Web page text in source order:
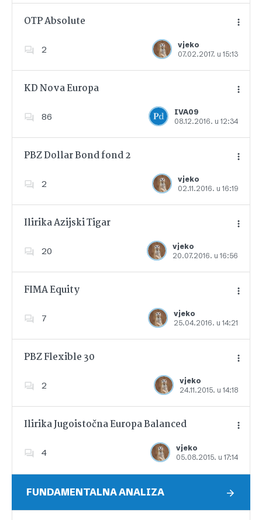
OTP Absolute
2
vjeko
07.02.2017. u 15:13
Dodajte u favorite
KD Nova Europa
86
IVA09
08.12.2016. u 12:34
Dodajte u favorite
PBZ Dollar Bond fond 2
2
vjeko
02.11.2016. u 16:19
Dodajte u favorite
Ilirika Azijski Tigar
20
vjeko
20.07.2016. u 16:56
Dodajte u favorite
FIMA Equity
7
vjeko
25.04.2016. u 14:21
Dodajte u favorite
PBZ Flexible 30
2
vjeko
24.11.2015. u 14:18
Dodajte u favorite
Ilirika Jugoistočna Europa Balanced
4
vjeko
05.08.2015. u 17:14
Dodajte u favorite
FUNDAMENTALNA ANALIZA